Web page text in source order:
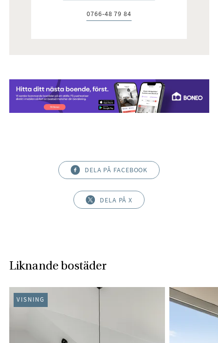
Telefon:
0766-48 79 84
DELA PÅ FACEBOOK
DELA PÅ X
Liknande bostäder
VISNING